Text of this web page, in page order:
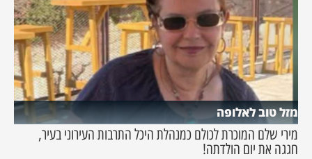
מזל טוב לאלופה
מירי שלם המוכרת לכולם כמנהלת היכל התרבות העירוני בעיר,
חגגה את יום הולדתה!